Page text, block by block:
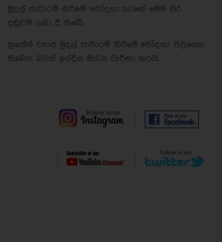
මුදල් ජාවාරම් කිරීමේ චෝදනා යටතේ මෙම සිර
දඬුවම ලබා දී තිබේ.
හුසේන් ව්‍යාජ මුදල් ජාවාරම් කිරිමේ චෝදනා පිළිගෙන
තිබෙන බවත් ඉන්දීය මාධ්‍ය වාර්තා කරයි.